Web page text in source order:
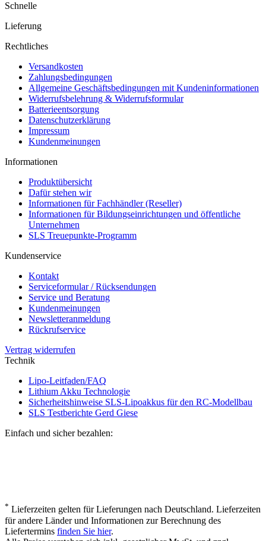
Schnelle
Lieferung
Rechtliches
Versandkosten
Zahlungsbedingungen
Allgemeine Geschäftsbedingungen mit Kundeninformationen
Widerrufsbelehrung & Widerrufsformular
Batterieentsorgung
Datenschutzerklärung
Impressum
Kundenmeinungen
Informationen
Produktübersicht
Dafür stehen wir
Informationen für Fachhändler (Reseller)
Informationen für Bildungseinrichtungen und öffentliche
Unternehmen
SLS Treuepunkte-Programm
Kundenservice
Kontakt
Serviceformular / Rücksendungen
Service und Beratung
Kundenmeinungen
Newsletteranmeldung
Rückrufservice
Vertrag widerrufen
Technik
Lipo-Leitfaden/FAQ
Lithium Akku Technologie
Sicherheitshinweise SLS-Lipoakkus für den RC-Modellbau
SLS Testberichte Gerd Giese
Einfach und sicher bezahlen:
* Lieferzeiten gelten für Lieferungen nach Deutschland. Lieferzeiten
für andere Länder und Informationen zur Berechnung des
Liefertermins finden Sie hier.